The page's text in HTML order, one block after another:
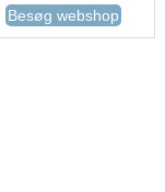
Besøg webshop